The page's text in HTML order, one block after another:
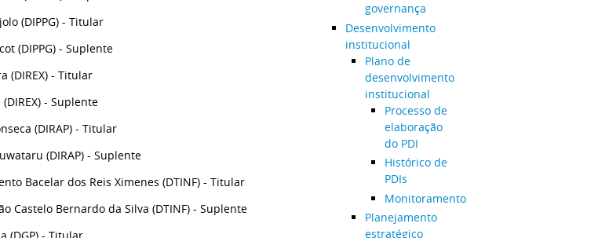
(DIPPG) - Titular
(DIPPG) - Suplente
(DIREX) - Titular
- Suplente
(DIRAP) - Titular
(DIRAP) - Suplente
Bacelar dos Reis Ximenes (DTINF) - Titular
Castelo Bernardo da Silva (DTINF) - Suplente
governança
Desenvolvimento
institucional
Plano de
desenvolvimento
institucional
Processo de
elaboração
do PDI
Histórico de
PDIs
Monitoramento
Planejamento
estratégico